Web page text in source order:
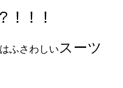
！！！
ふさわしい スーツ